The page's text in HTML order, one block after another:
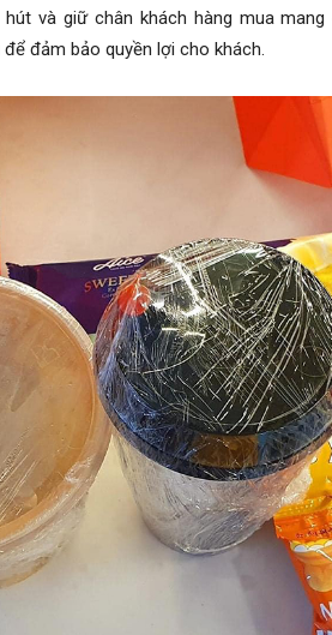
và giữ chân khách hàng mua
đảm bảo quyền lợi cho khách.